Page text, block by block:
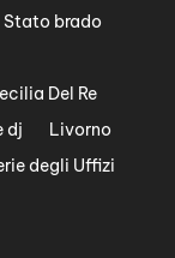
Stato brado
Del Re
dj
Livorno
degli Uffizi